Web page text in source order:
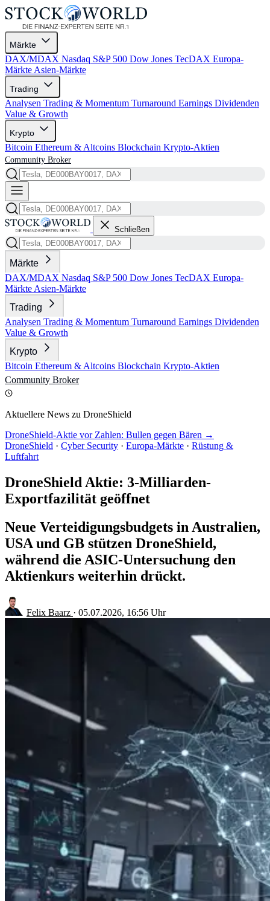
Märkte
DAX/MDAX Nasdaq S&P 500 Dow Jones TecDAX Europa-
Märkte Asien-Märkte
Trading
Analysen Trading & Momentum Turnaround Earnings Dividenden
Value & Growth
Krypto
Bitcoin Ethereum & Altcoins Blockchain Krypto-Aktien
Community Broker
Schließen
Märkte
DAX/MDAX Nasdaq S&P 500 Dow Jones TecDAX Europa-
Märkte Asien-Märkte
Trading
Analysen Trading & Momentum Turnaround Earnings Dividenden
Value & Growth
Krypto
Bitcoin Ethereum & Altcoins Blockchain Krypto-Aktien
Community Broker
Aktuellere News zu DroneShield
DroneShield-Aktie vor Zahlen: Bullen gegen Bären →
DroneShield · Cyber Security · Europa-Märkte · Rüstung &
Luftfahrt
DroneShield Aktie: 3-Milliarden-
Exportfazilität geöffnet
Neue Verteidigungsbudgets in Australien,
USA und GB stützen DroneShield,
während die ASIC-Untersuchung den
Aktienkurs weiterhin drückt.
Felix Baarz · 05.07.2026, 16:56 Uhr